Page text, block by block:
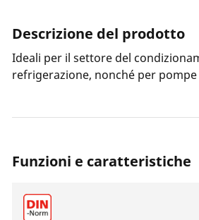
Descrizione del prodotto
Ideali per il settore del
refrigerazione, nonché per pompe
Funzioni e caratteristiche